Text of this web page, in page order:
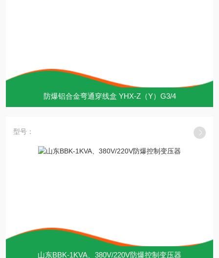
防爆铝合金弯通穿线盒 YHX-Z（Y）G3/4
型号：
山东BBK-1KVA、380V/220V防爆控制变压器